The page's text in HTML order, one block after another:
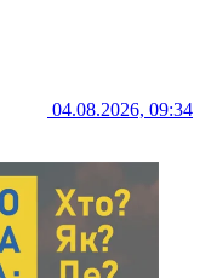
04.08.2026, 09:34